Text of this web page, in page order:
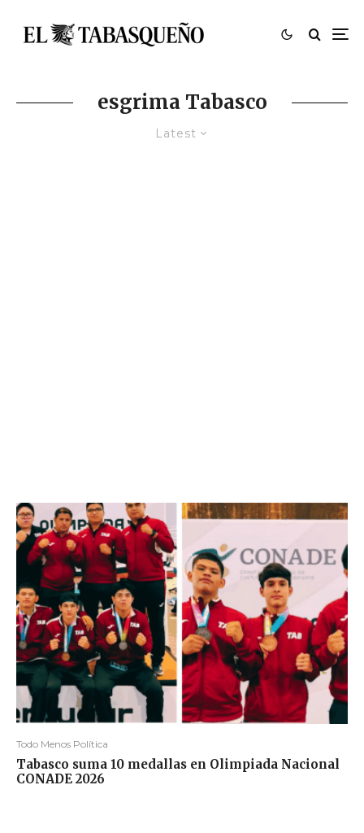
esgrima Tabasco
Latest
Todo Menos Política
Tabasco suma 10 medallas en Olimpiada Nacional
CONADE 2026